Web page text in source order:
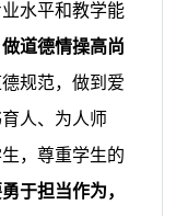
水平和教学能
道德情操高尚
规范，做到爱
人、为人师
，尊重学生的
于担当作为，